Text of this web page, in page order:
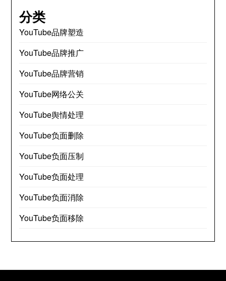
分类
YouTube品牌塑造
YouTube品牌推广
YouTube品牌营销
YouTube网络公关
YouTube舆情处理
YouTube负面删除
YouTube负面压制
YouTube负面处理
YouTube负面消除
YouTube负面移除